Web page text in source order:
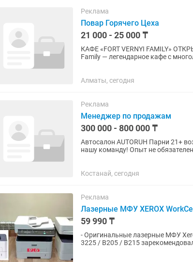
Реклама
Повар Горячего Цеха
21 000 - 25 000 ₸
КАФЕ «FORT VERNYI FAMILY»
Family — легендарное кафе с
Алматы, сегодня
Реклама
Менеджер по продажам
300 000 - 800 000 ₸
Автосалон AUTORUH Парни 21+ возраст Ищем активных и целеустремлённых сотрудников в
нашу команду! Опыт не обязателен — всему научим с нуля. Если у вас есть желание
Костанай, сегодня
Реклама
Лазерные МФУ XEROX
59 990 ₸
- Оригинальные лазерные МФУ
3225 / B205 / B215